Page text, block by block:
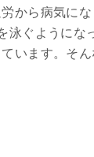
から病気に
ぐようにな
います。そ